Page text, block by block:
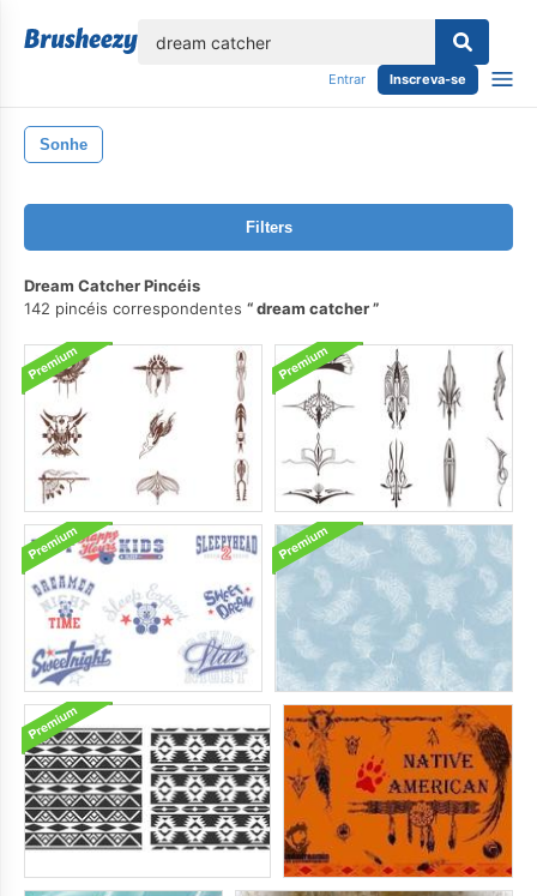
Entrar Inscreva-se
Sonhe
Filters
Dream Catcher Pincéis
142 pincéis correspondentes
dream catcher